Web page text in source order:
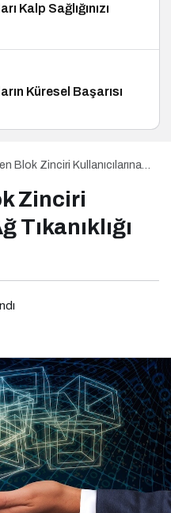
Kalp Sağlığınızı
Küresel Başarısı
Blok Zinciri Kullanıcılarına
Zinciri
Tıkanıklığı